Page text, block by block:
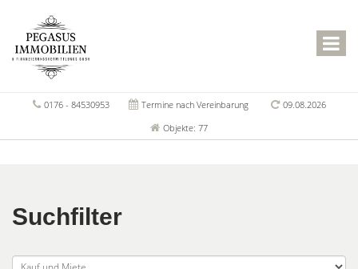
0176 - 84530953 Termine nach Vereinbarung
09.08.2026
Objekte: 77
Suchfilter